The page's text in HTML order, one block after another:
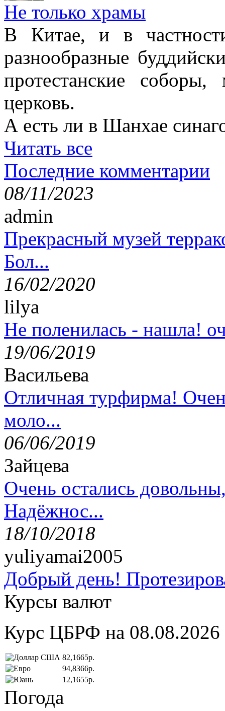
Не только храмы
В Китае, и в
разнообразные
протестанские
церковь.
А есть ли в Шанхае
Читать все
Последние комментарии
08/11/2023
admin
Прекрасный музей
Бол...
16/02/2020
lilya
Не поленилась - нашла!
19/06/2019
Васильева
Отличная турфирма!
моло...
06/06/2019
Зайцева
Очень остались
Надёжнос...
18/10/2018
yuliyamai2005
Добрый день!
Курсы валют
Курс ЦБРФ на 08.08.2026
82,1665р.
94,8366р.
12,1655р.
Погода